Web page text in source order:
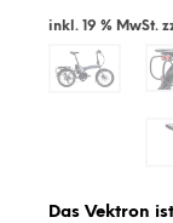
inkl. 19 % MwSt.
Das Vektron